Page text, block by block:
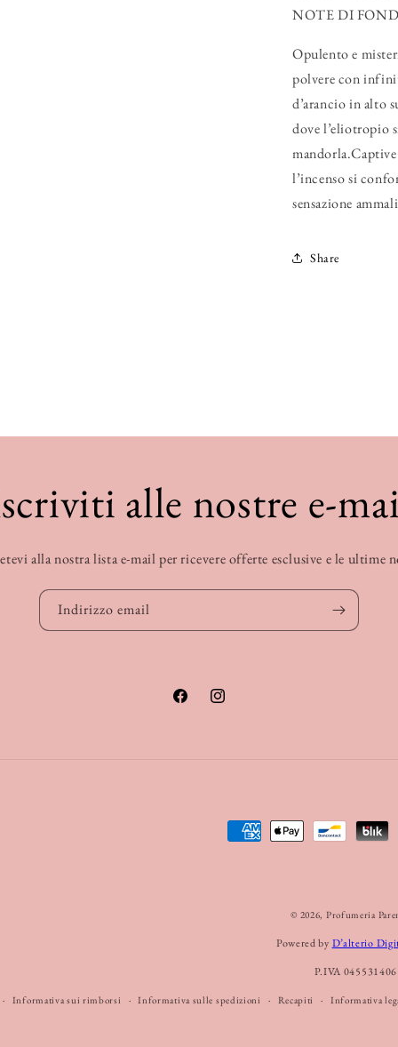
NOTE DI
Opulento e
polvere con
d’arancio in alto
dove l’eliotropio
l’incenso si
sensazione
Share
alle nostre e-
alla nostra lista e-mail per ricevere offerte esclusive e le ultime
Indirizzo email
FacebookInstagram
© 2026, Profumeria
Powered by D’alterio
P.IVA
Informativa sui rimborsi Informativa sulle spedizioni Recapiti Informativa